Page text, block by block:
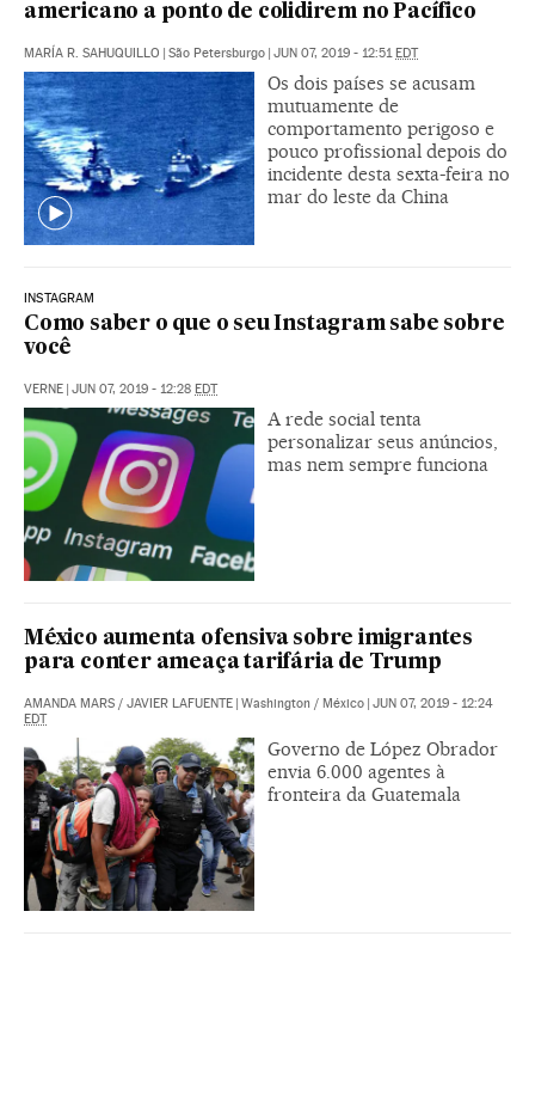
americano a ponto de colidirem no Pacífico
MARÍA R. SAHUQUILLO | São Petersburgo | JUN 07, 2019 - 12:51EDT
Os dois países se acusam
mutuamente de
comportamento perigoso e
pouco profissional depois do
incidente desta sexta-feira no
mar do leste da China
INSTAGRAM
Como saber o que o seu Instagram sabe sobre
você
VERNE | JUN 07, 2019 - 12:28 EDT
A rede social tenta
personalizar seus anúncios,
mas nem sempre funciona
México aumenta ofensiva sobre imigrantes
para conter ameaça tarifária de Trump
AMANDA MARS / JAVIER LAFUENTE | Washington / México | JUN 07, 2019 - 12:24
EDT
Governo de López Obrador
envia 6.000 agentes à
fronteira da Guatemala